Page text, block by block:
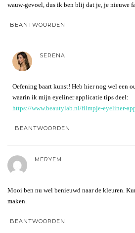
wauw-gevoel, dus ik ben blij dat je, je nieuwe
BEANTWOORDEN
SERENA
Oefening baart kunst! Heb hier nog wel een
waarin ik mijn eyeliner applicatie tips deel:
https://www.beautylab.nl/filmpje-eyeliner-
BEANTWOORDEN
MERYEM
Mooi ben nu wel benieuwd naar de kleuren.
maken.
BEANTWOORDEN